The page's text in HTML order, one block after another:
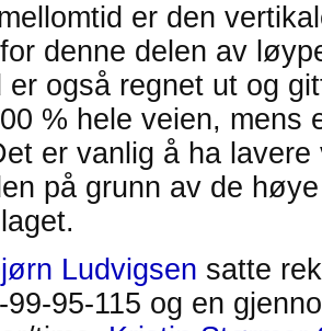
er den
denne delen av
er også regnet ut og
% hele veien, mens
er vanlig å ha
på grunn av de
Ludvigsen satte
99-95-115 og en